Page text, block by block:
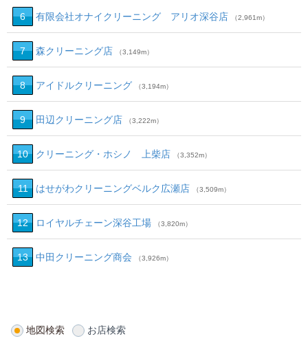
6 有限会社オナイクリーニング アリオ深谷店 （2,961m）
7 森クリーニング店 （3,149m）
8 アイドルクリーニング （3,194m）
9 田辺クリーニング店 （3,222m）
10 クリーニング・ホシノ 上柴店 （3,352m）
11 はせがわクリーニングベルク広瀬店 （3,509m）
12 ロイヤルチェーン深谷工場 （3,820m）
13 中田クリーニング商会 （3,926m）
地図検索 お店検索